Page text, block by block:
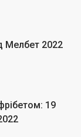
Мелбет 2022
19